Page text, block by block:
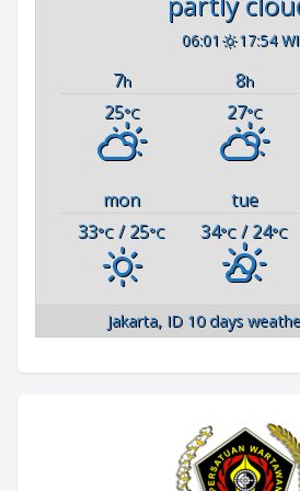
06:01 17:54
7h 8h
25°C 27°C
mon tue
33°C / 25°C 34°C / 24°C
Jakarta, ID 10 days